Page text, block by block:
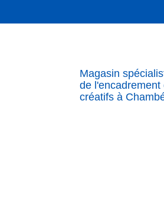
Magasin
de l'encadrement
créatifs à